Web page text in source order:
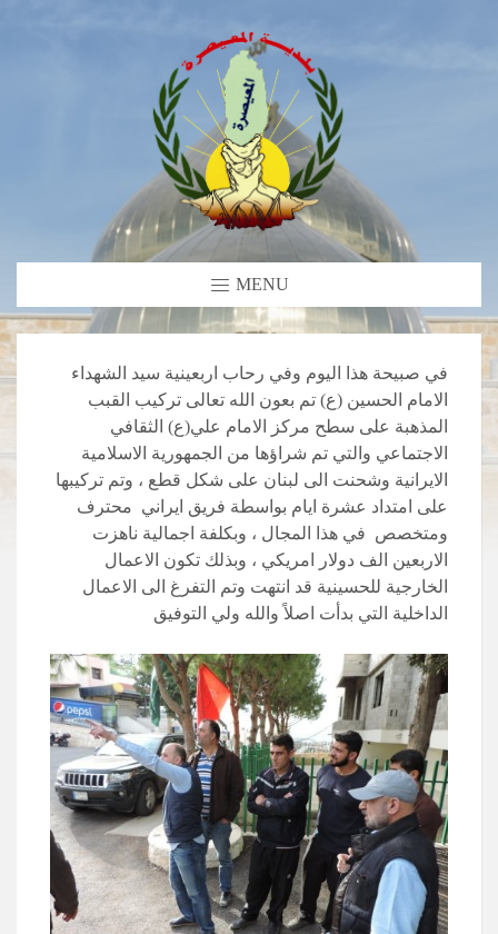
MENU
في صبيحة هذا اليوم وفي رحاب اربعينية سيد الشهداء
الامام الحسين (ع) تم بعون الله تعالى تركيب القبب
المذهبة على سطح مركز الامام علي(ع) الثقافي
الاجتماعي والتي تم شراؤها من الجمهورية الاسلامية
الايرانية وشحنت الى لبنان على شكل قطع ، وتم تركيبها
على امتداد عشرة ايام بواسطة فريق ايراني محترف
ومتخصص في هذا المجال ، وبكلفة اجمالية ناهزت
الاربعين الف دولار امريكي ، وبذلك تكون الاعمال
الخارجية للحسينية قد انتهت وتم التفرغ الى الاعمال
الداخلية التي بدأت اصلاً والله ولي التوفيق